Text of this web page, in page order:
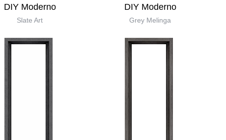
DIY Moderno
Slate Art
DIY Moderno
Grey Melinga